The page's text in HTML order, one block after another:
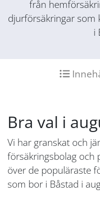
från
djurförsäkringar som
i
Bra val i
Vi har granskat och
försäkringsbolag och
över de populäraste
som bor i Båstad i